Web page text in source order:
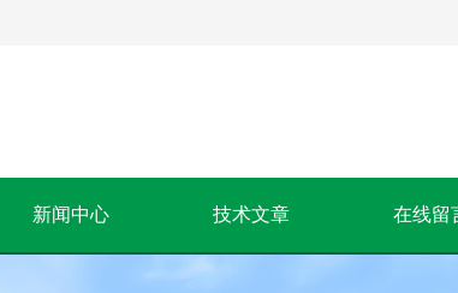
新闻中心 技术文章 在线留